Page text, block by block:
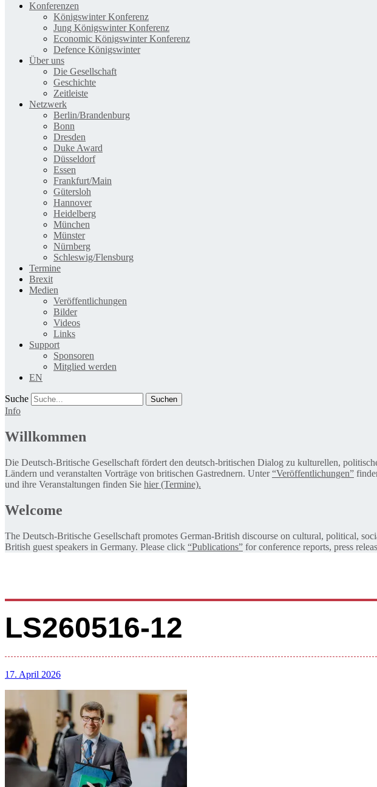
Konferenzen
Königswinter Konferenz
Jung Königswinter Konferenz
Economic Königswinter Konferenz
Defence Königswinter
Über uns
Die Gesellschaft
Geschichte
Zeitleiste
Netzwerk
Berlin/Brandenburg
Bonn
Dresden
Duke Award
Düsseldorf
Essen
Frankfurt/Main
Gütersloh
Hannover
Heidelberg
München
Münster
Nürnberg
Schleswig/Flensburg
Termine
Brexit
Medien
Veröffentlichungen
Bilder
Videos
Links
Support
Sponsoren
Mitglied werden
EN
Suche
Info
Willkommen
Die Deutsch-Britische Gesellschaft fördert den deutsch-britischen Dialog zu kulturellen,
Ländern und veranstalten Vorträge von britischen Gastrednern. Unter“Veröffentlichungen”
und ihre Veranstaltungen finden Sie hier (Termine).
Welcome
The Deutsch-Britische Gesellschaft promotes German-British discourse on cultural, political,
British guest speakers in Germany. Please click “Publications” for conference reports, press
LS260516-12
17. April 2026